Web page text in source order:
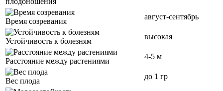
Время созревания
август-сентябрь
Устойчивость к болезням
высокая
Расстояние между растениями
4-5 м
Вес плода
до 1 гр